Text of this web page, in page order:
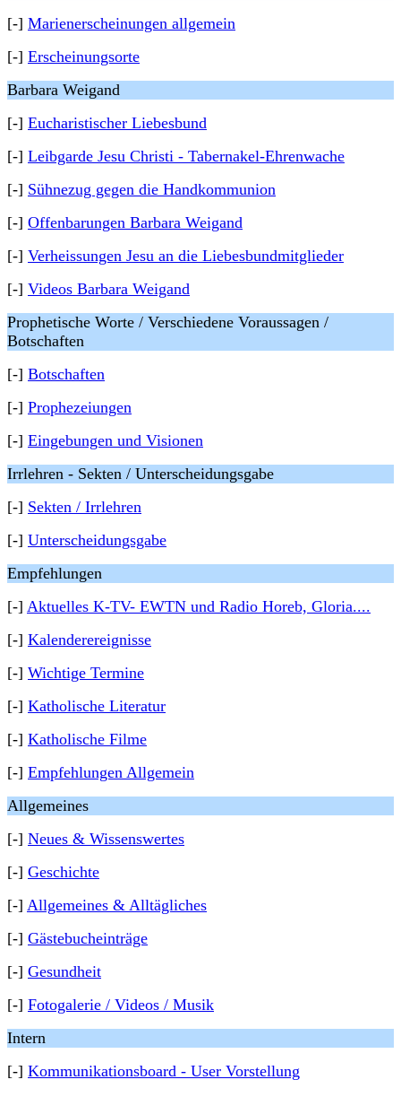
[-] Marienerscheinungen allgemein
[-] Erscheinungsorte
Barbara Weigand
[-] Eucharistischer Liebesbund
[-] Leibgarde Jesu Christi - Tabernakel-Ehrenwache
[-] Sühnezug gegen die Handkommunion
[-] Offenbarungen Barbara Weigand
[-] Verheissungen Jesu an die Liebesbundmitglieder
[-] Videos Barbara Weigand
Prophetische Worte / Verschiedene Voraussagen /
Botschaften
[-] Botschaften
[-] Prophezeiungen
[-] Eingebungen und Visionen
Irrlehren - Sekten / Unterscheidungsgabe
[-] Sekten / Irrlehren
[-] Unterscheidungsgabe
Empfehlungen
[-] Aktuelles K-TV- EWTN und Radio Horeb, Gloria....
[-] Kalenderereignisse
[-] Wichtige Termine
[-] Katholische Literatur
[-] Katholische Filme
[-] Empfehlungen Allgemein
Allgemeines
[-] Neues & Wissenswertes
[-] Geschichte
[-] Allgemeines & Alltägliches
[-] Gästebucheinträge
[-] Gesundheit
[-] Fotogalerie / Videos / Musik
Intern
[-] Kommunikationsboard - User Vorstellung